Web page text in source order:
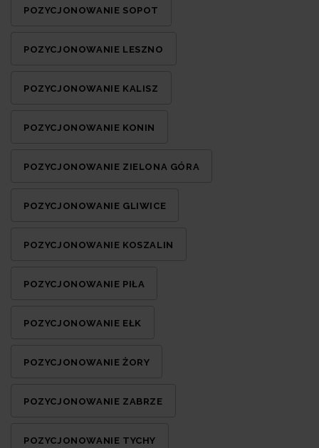
POZYCJONOWANIE SOPOT
POZYCJONOWANIE LESZNO
POZYCJONOWANIE KALISZ
POZYCJONOWANIE KONIN
POZYCJONOWANIE ZIELONA GÓRA
POZYCJONOWANIE GLIWICE
POZYCJONOWANIE KOSZALIN
POZYCJONOWANIE PIŁA
POZYCJONOWANIE EŁK
POZYCJONOWANIE ŻORY
POZYCJONOWANIE ZABRZE
POZYCJONOWANIE TYCHY